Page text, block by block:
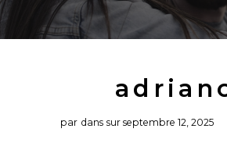
par dans sur septembre 12, 2025